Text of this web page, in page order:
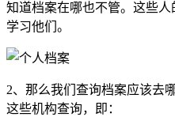
知道档案在哪也不管。这些
学习他们。
2、那么我们查询档案应该去
这些机构查询，即：